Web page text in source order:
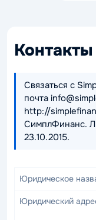
Связаться с
почта
http://
СимплФинанс.
23.10.2015.
Юридическое
Юридический